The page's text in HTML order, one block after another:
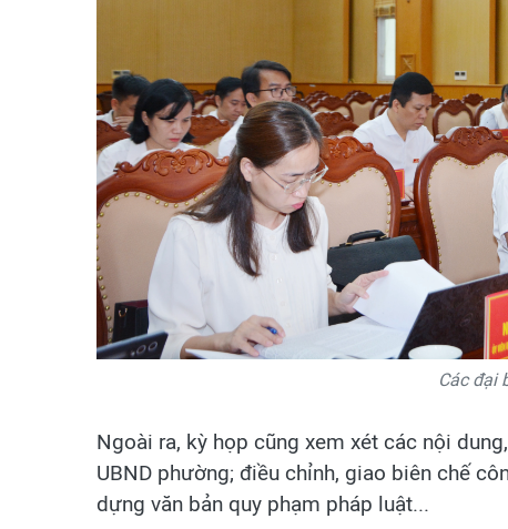
Các đại
Ngoài ra, kỳ họp cũng xem xét các nội
UBND phường; điều chỉnh, giao biên chế
dựng văn bản quy phạm pháp luật...